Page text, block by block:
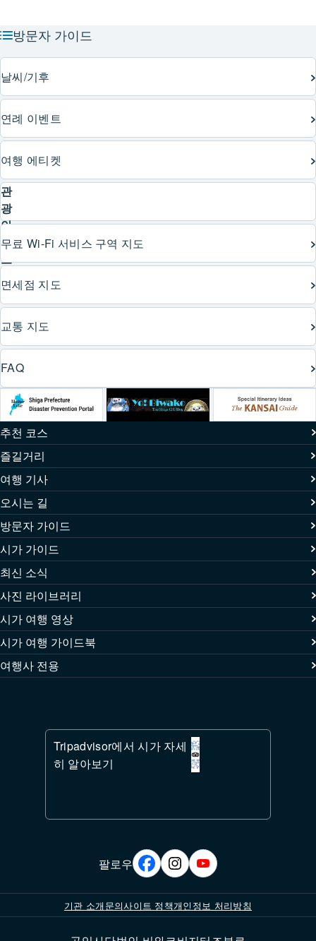
방문자 가이드
날씨/기후
연례 이벤트
여행 에티켓
관
광
안
내
소
도
무료 Wi-Fi 서비스 구역 지도
면세점 지도
교통 지도
FAQ
추천 코스
즐길거리
여행 기사
오시는 길
방문자 가이드
시가 가이드
최신 소식
사진 라이브러리
시가 여행 영상
시가 여행 가이드북
여행사 전용
Tripadvisor에서 시가 자세
히 알아보기
팔로우
기관 소개 문의사이트 정책개인정보 처리방침